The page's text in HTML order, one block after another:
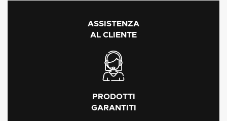
ASSISTENZA
AL CLIENTE
PRODOTTI
GARANTITI